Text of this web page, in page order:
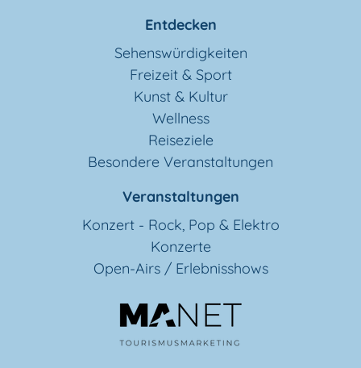
Entdecken
Sehenswürdigkeiten
Freizeit & Sport
Kunst & Kultur
Wellness
Reiseziele
Besondere Veranstaltungen
Veranstaltungen
Konzert - Rock, Pop & Elektro
Konzerte
Open-Airs / Erlebnisshows